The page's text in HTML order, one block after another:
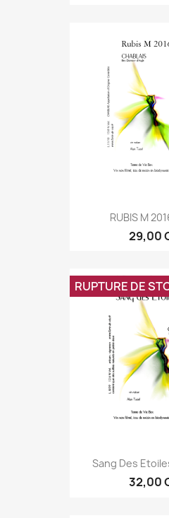
RUBIS M
29,00
Sang Des
32,00
RUPTURE DE